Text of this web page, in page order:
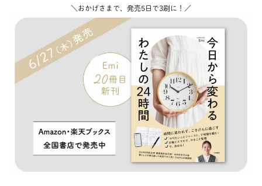
＼おかげさまで、発売5日で3刷に！／